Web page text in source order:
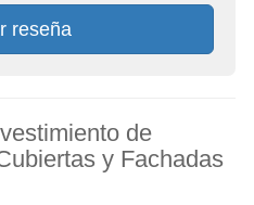
reseña
de
y Fachadas